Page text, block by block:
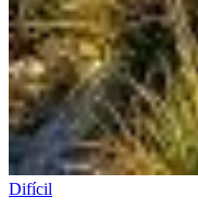
Difícil